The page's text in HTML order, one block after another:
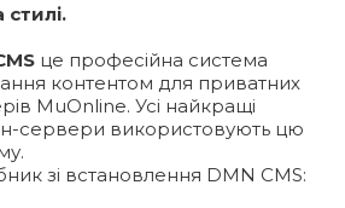
стилі.
це професійна система
контентом для приватних
MuOnline. Усі найкращі
сервери використовують цю
зі встановлення DMN CMS: